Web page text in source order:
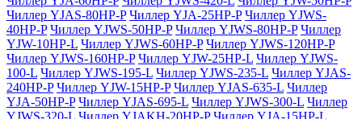
Чиллер YJAS-80HP-P Чиллер YJA-25HP-P Чиллер YJWS-
40HP-P Чиллер YJWS-50HP-P Чиллер YJWS-80HP-P Чиллер
YJW-10HP-L Чиллер YJWS-60HP-P Чиллер YJWS-120HP-P
Чиллер YJWS-160HP-P Чиллер YJW-25HP-L Чиллер YJWS-
100-L Чиллер YJWS-195-L Чиллер YJWS-235-L Чиллер YJAS-
240HP-P Чиллер YJW-15HP-P Чиллер YJAS-635-L Чиллер
YJA-50HP-P Чиллер YJAS-695-L Чиллер YJWS-300-L Чиллер
YJWS-320-L Чиллер YJAKH-20HP-P Чиллер YJA-15HP-L